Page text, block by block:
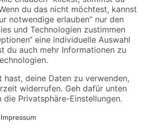
MwSt.. Die dargestellten Angebote sind unter
verfügbar. Die angegebenen Verfügbarkeiten beziehen
gilt nicht für Artikel mit Speditionsversand, hier